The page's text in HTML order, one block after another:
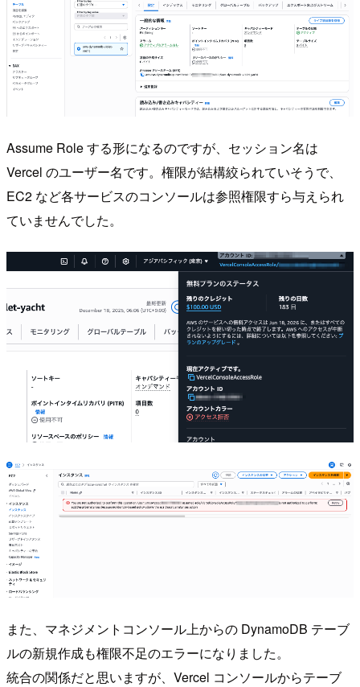
Assume Role する形になるのですが、セッション名は
Vercel のユーザー名です。権限が結構絞られていそうで、
EC2 など各サービスのコンソールは参照権限すら与えられ
ていませんでした。
また、マネジメントコンソール上からの DynamoDB テーブ
ルの新規作成も権限不足のエラーになりました。
統合の関係だと思いますが、Vercel コンソールからテーブ